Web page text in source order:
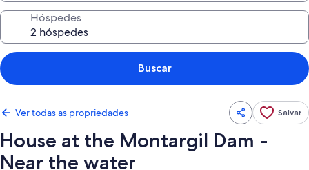
Hóspedes
Buscar
Ver todas as propriedades Salvar
House at the Montargil Dam -
Near the water